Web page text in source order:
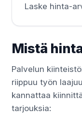
Laske hinta-
Mistä
Palvelun
riippuu työn
kannattaa
tarjouksia: